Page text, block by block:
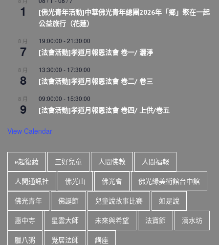
1
[佛光青年活動]中華佛光青年總團2026年「鄉」聚在一起
公益旅行（花蓮）
8 月
7
19:00:00 -21:30:00
[法會活動]孝道月報恩法會 卷一/ 灑淨
8 月
8
13:30:00 - 17:30:00
[法會活動]孝道月報恩法會 卷二/ 卷三
8 月
9
09:00:00 - 15:30:00
[法會活動]孝道月報恩法會 卷四/ 上供/卷五
View Calendar
e起復蔬 三好兒童 人間佛教 人間福報
人間通訊社 佛光山 佛光會 佛光緣美術館台中館
佛光青年 佛誕節 兒童說故事比賽 如是說
惠中寺 星雲大師 未來與希望 法寶節 滴水坊
臘八粥 覺居法師 講座